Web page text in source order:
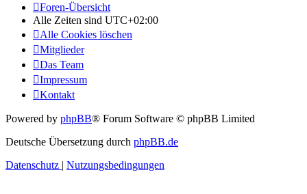
Foren-Übersicht
Alle Zeiten sind UTC+02:00
Alle Cookies löschen
Mitglieder
Das Team
Impressum
Kontakt
Powered by phpBB® Forum Software © phpBB Limited
Deutsche Übersetzung durch phpBB.de
Datenschutz | Nutzungsbedingungen